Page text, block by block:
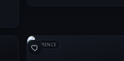
RÉFÉRENCE